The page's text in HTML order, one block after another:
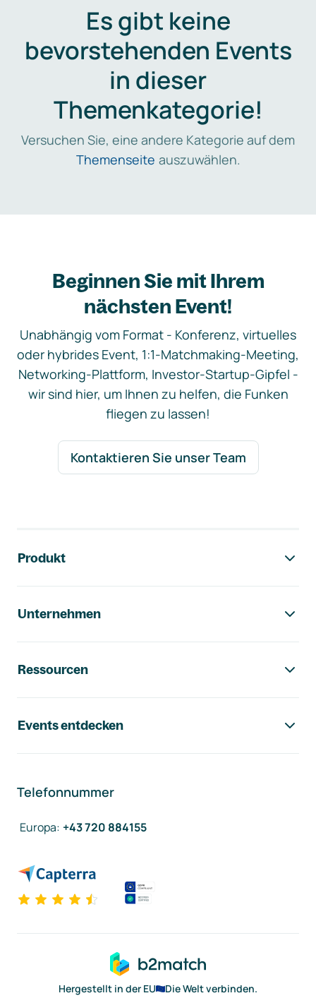
Es gibt keine
bevorstehenden Events
in dieser
Themenkategorie!
Versuchen Sie, eine andere Kategorie auf dem
Themenseite auszuwählen.
Beginnen Sie mit Ihrem
nächsten Event!
Unabhängig vom Format - Konferenz, virtuelles
oder hybrides Event, 1:1-Matchmaking-Meeting,
Networking-Plattform, Investor-Startup-Gipfel -
wir sind hier, um Ihnen zu helfen, die Funken
fliegen zu lassen!
Kontaktieren Sie unser Team
Produkt
Unternehmen
Ressourcen
Events entdecken
Telefonnummer
Europa: +43 720 884155
Hergestellt in der EU
Die Welt verbinden.